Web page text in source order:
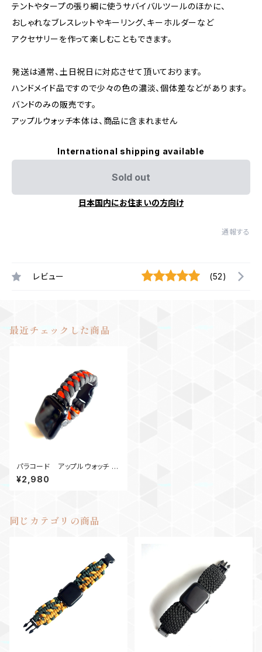
テントやタープの張り綱に使うサバイバルツールのほかに、
おしゃれなブレスレットやキーリング、キーホルダーなど
アクセサリーを作って楽しむこともできます。
発送は通常、土日祝日に対応させて頂いております。
ハンドメイド品ですので少々の色の濃淡、個体差などがあります。
バンドのみの販売です。
アップルウォッチ本体は、商品に含まれません
International shipping available
Sold out
日本国内にお住まいの方向け
通報する
レビュー (52)
最近チェックした商品
パラコード アップルウォッチ バ
ンド44_DragonT_GOr
¥2,980
同じカテゴリの商品